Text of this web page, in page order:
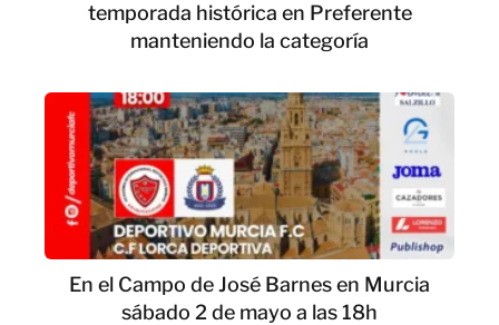
temporada histórica en Preferente
manteniendo la categoría
En el Campo de José Barnes en Murcia
sábado 2 de mayo a las 18h